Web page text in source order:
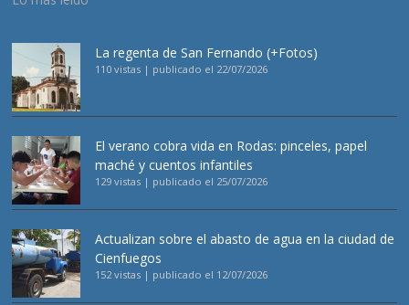
La regenta de San Fernando (+Fotos)
110 vistas | publicado el 22/07/2026
El verano cobra vida en Rodas: pinceles, papel
maché y cuentos infantiles
129 vistas | publicado el 25/07/2026
Actualizan sobre el abasto de agua en la ciudad de
Cienfuegos
152 vistas | publicado el 12/07/2026